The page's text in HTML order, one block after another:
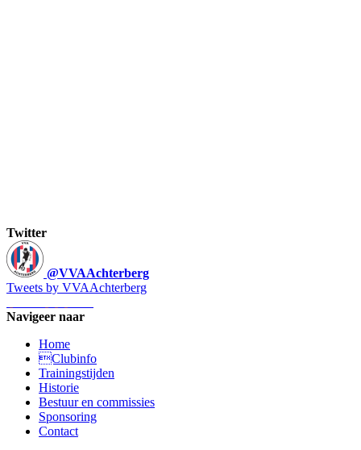
Twitter
@VVAAchterberg
Tweets by VVAAchterberg
Navigeer naar
Home
Clubinfo
Trainingstijden
Historie
Bestuur en commissies
Sponsoring
Contact